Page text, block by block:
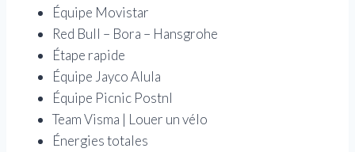
Équipe Movistar
Red Bull – Bora – Hansgrohe
Étape rapide
Équipe Jayco Alula
Équipe Picnic Postnl
Team Visma | Louer un vélo
Énergies totales